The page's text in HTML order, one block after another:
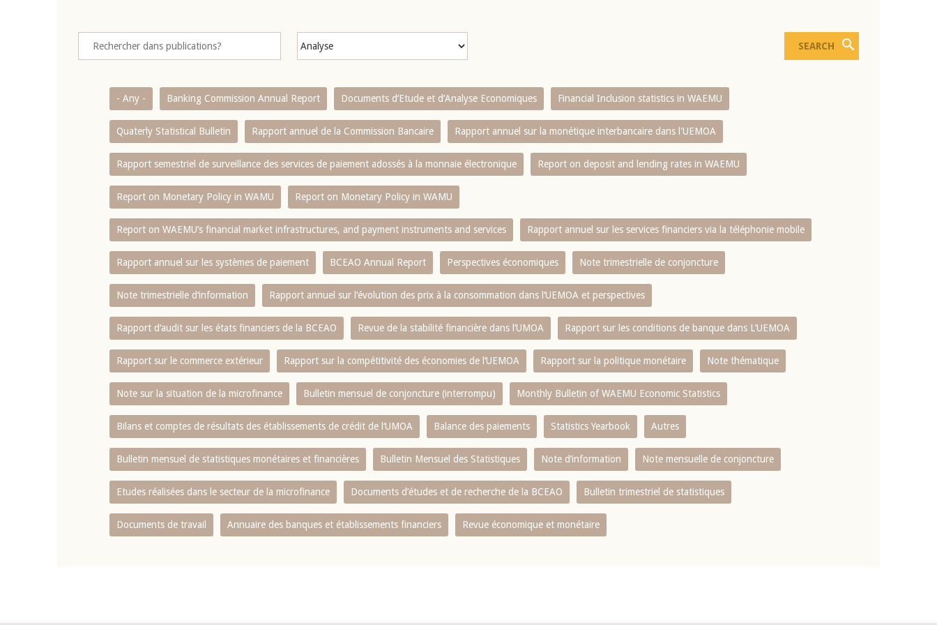
- Any - Banking Commission Annual Report Documents d’Etude et d’Analyse Economiques Financial Inclusion statistics in WAEMU
Quaterly Statistical Bulletin Rapport annuel de la Commission Bancaire Rapport annuel sur la monétique interbancaire dans l'UEMOA
Rapport semestriel de surveillance des services de paiement adossés à la monnaie électronique Report on deposit and lending rates in WAEMU
Report on Monetary Policy in WAMU Report on Monetary Policy in WAMU
Report on WAEMU’s financial market infrastructures, and payment instruments and services Rapport annuel sur les services financiers via la téléphonie mobile
Rapport annuel sur les systèmes de paiement BCEAO Annual Report Perspectives économiques Note trimestrielle de conjoncture
Note trimestrielle d‘information Rapport annuel sur l‘évolution des prix à la consommation dans l‘UEMOA et perspectives
Rapport d‘audit sur les états financiers de la BCEAO Revue de la stabilité financière dans l‘UMOA Rapport sur les conditions de banque dans L‘UEMOA
Rapport sur le commerce extérieur Rapport sur la compétitivité des économies de l‘UEMOA Rapport sur la politique monétaire Note thématique
Note sur la situation de la microfinance Bulletin mensuel de conjoncture (interrompu) Monthly Bulletin of WAEMU Economic Statistics
Bilans et comptes de résultats des établissements de crédit de l‘UMOA Balance des paiements Statistics Yearbook Autres
Bulletin mensuel de statistiques monétaires et financières Bulletin Mensuel des Statistiques Note d’information Note mensuelle de conjoncture
Etudes réalisées dans le secteur de la microfinance Documents d’études et de recherche de la BCEAO Bulletin trimestriel de statistiques
Documents de travail Annuaire des banques et établissements financiers Revue économique et monétaire